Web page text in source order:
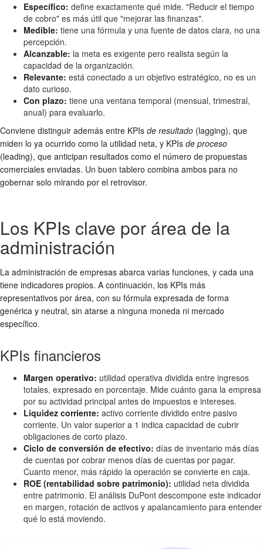
Específico: define exactamente qué mide. "Reducir el tiempo
de cobro" es más útil que "mejorar las finanzas".
Medible: tiene una fórmula y una fuente de datos clara, no una
percepción.
Alcanzable: la meta es exigente pero realista según la
capacidad de la organización.
Relevante: está conectado a un objetivo estratégico, no es un
dato curioso.
Con plazo: tiene una ventana temporal (mensual, trimestral,
anual) para evaluarlo.
Conviene distinguir además entre KPIs de resultado (lagging), que
miden lo ya ocurrido como la utilidad neta, y KPIs de proceso
(leading), que anticipan resultados como el número de propuestas
comerciales enviadas. Un buen tablero combina ambos para no
gobernar solo mirando por el retrovisor.
Los KPIs clave por área de la
administración
La administración de empresas abarca varias funciones, y cada una
tiene indicadores propios. A continuación, los KPIs más
representativos por área, con su fórmula expresada de forma
genérica y neutral, sin atarse a ninguna moneda ni mercado
específico.
KPIs financieros
Margen operativo: utilidad operativa dividida entre ingresos
totales, expresado en porcentaje. Mide cuánto gana la empresa
por su actividad principal antes de impuestos e intereses.
Liquidez corriente: activo corriente dividido entre pasivo
corriente. Un valor superior a 1 indica capacidad de cubrir
obligaciones de corto plazo.
Ciclo de conversión de efectivo: días de inventario más días
de cuentas por cobrar menos días de cuentas por pagar.
Cuanto menor, más rápido la operación se convierte en caja.
ROE (rentabilidad sobre patrimonio): utilidad neta dividida
entre patrimonio. El análisis DuPont descompone este indicador
en margen, rotación de activos y apalancamiento para entender
qué lo está moviendo.